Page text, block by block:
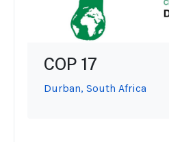
COP 17
Durban, South Africa